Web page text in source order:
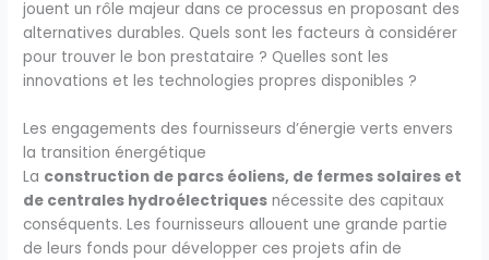
jouent un rôle majeur dans ce processus en proposant des
alternatives durables. Quels sont les facteurs à considérer
pour trouver le bon prestataire ? Quelles sont les
innovations et les technologies propres disponibles ?
Les engagements des fournisseurs d’énergie verts envers
la transition énergétique
La construction de parcs éoliens, de fermes solaires et
de centrales hydroélectriques nécessite des capitaux
conséquents. Les fournisseurs allouent une grande partie
de leurs fonds pour développer ces projets afin de